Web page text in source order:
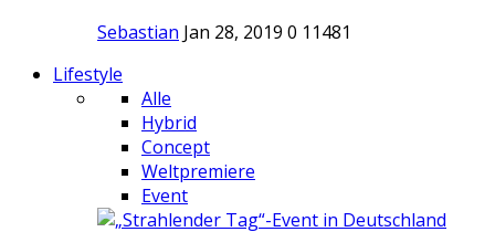
Sebastian Jan 28, 2019 0 11481
Lifestyle
Alle
Hybrid
Concept
Weltpremiere
Event